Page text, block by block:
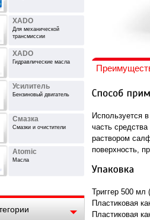
XADO
Для механической
трансмиссии
XADO
Гидравлические масла
Усилитель
Бензиновый двигатель
Смазка
Смазки и очистители
Atomic
Масла
Используется
часть
раствором
поверхность,
Триггер 500 мл
Пластиковая
Пластиковая